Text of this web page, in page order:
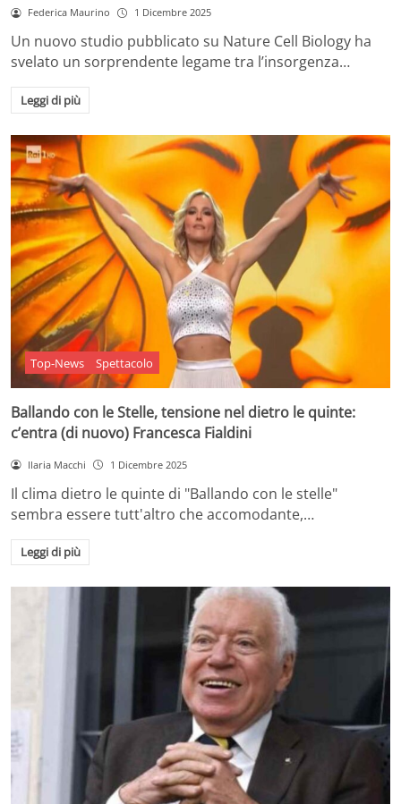
Federica Maurino 1 Dicembre 2025
Un nuovo studio pubblicato su Nature Cell Biology ha
svelato un sorprendente legame tra l’insorgenza…
Leggi di più
Top-News Spettacolo
Ballando con le Stelle, tensione nel dietro le quinte:
c’entra (di nuovo) Francesca Fialdini
Ilaria Macchi 1 Dicembre 2025
Il clima dietro le quinte di "Ballando con le stelle"
sembra essere tutt'altro che accomodante,…
Leggi di più